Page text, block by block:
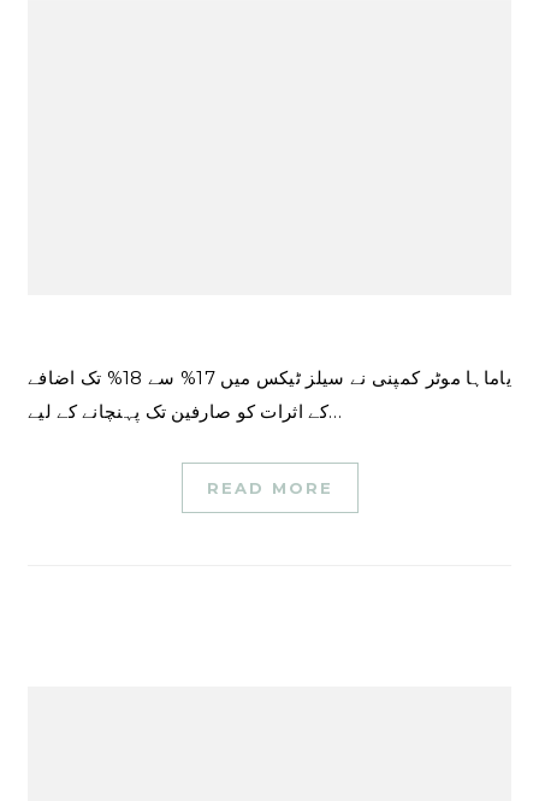
یاماہا موٹر کمپنی نے سیلز ٹیکس میں 17% سے 18% تک اضافے
کے اثرات کو صارفین تک پہنچانے کے لیے…
READ MORE